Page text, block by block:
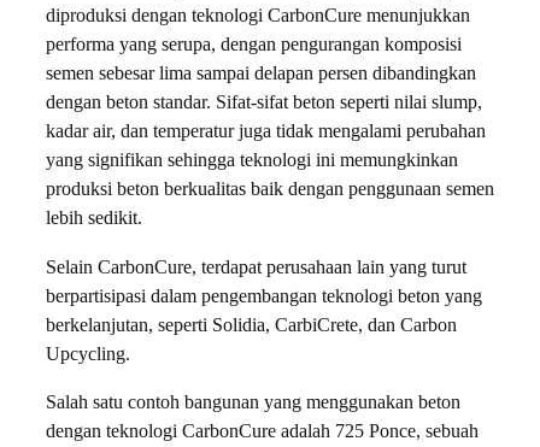
diproduksi dengan teknologi CarbonCure menunjukkan
performa yang serupa, dengan pengurangan komposisi
semen sebesar lima sampai delapan persen dibandingkan
dengan beton standar. Sifat-sifat beton seperti nilai slump,
kadar air, dan temperatur juga tidak mengalami perubahan
yang signifikan sehingga teknologi ini memungkinkan
produksi beton berkualitas baik dengan penggunaan semen
lebih sedikit.
Selain CarbonCure, terdapat perusahaan lain yang turut
berpartisipasi dalam pengembangan teknologi beton yang
berkelanjutan, seperti Solidia, CarbiCrete, dan Carbon
Upcycling.
​Salah satu contoh bangunan yang menggunakan beton
dengan teknologi CarbonCure adalah 725 Ponce, sebuah